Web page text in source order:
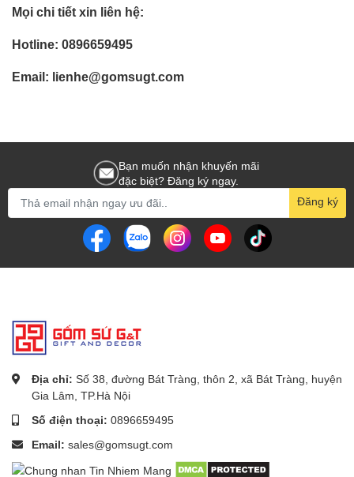
Mọi chi tiết xin liên hệ:
Hotline: 0896659495
Email: lienhe@gomsugt.com
Bạn muốn nhận khuyến mãi
đặc biệt? Đăng ký ngay.
Đăng ký
Địa chỉ: Số 38, đường Bát Tràng, thôn 2, xã Bát Tràng, huyện
Gia Lâm, TP.Hà Nội
Số điện thoại: 0896659495
Email: sales@gomsugt.com